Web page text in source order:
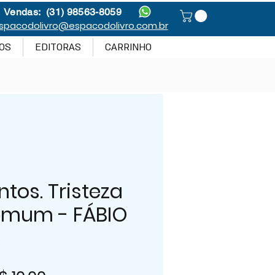
Vendas: (31) 98563-8059
EDITORAS CARRINHO
Tristeza
- FÁBIO